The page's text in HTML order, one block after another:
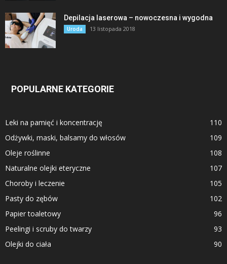
Depilacja laserowa – nowoczesna i wygodna
Uroda 13 listopada 2018
POPULARNE KATEGORIE
Leki na pamięć i koncentrację
110
Odżywki, maski, balsamy do włosów
109
Oleje roślinne
108
Naturalne olejki eteryczne
107
Choroby i leczenie
105
Pasty do zębów
102
Papier toaletowy
96
Peelingi i scruby do twarzy
93
Olejki do ciała
90